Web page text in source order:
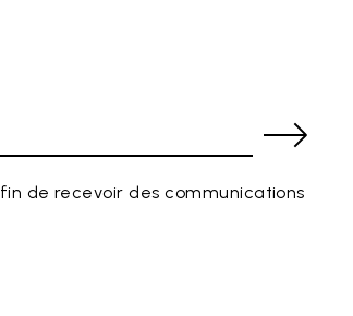
de recevoir des communications